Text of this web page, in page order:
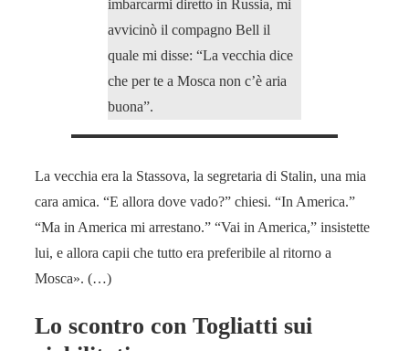
imbarcarmi diretto in Russia, mi
avvicinò il compagno Bell il
quale mi disse: “La vecchia dice
che per te a Mosca non c’è aria
buona”.
La vecchia era la Stassova, la segretaria di Stalin, una mia
cara amica. “E allora dove vado?” chiesi. “In America.”
“Ma in America mi arrestano.” “Vai in America,” insistette
lui, e allora capii che tutto era preferibile al ritorno a
Mosca». (…)
Lo scontro con Togliatti sui